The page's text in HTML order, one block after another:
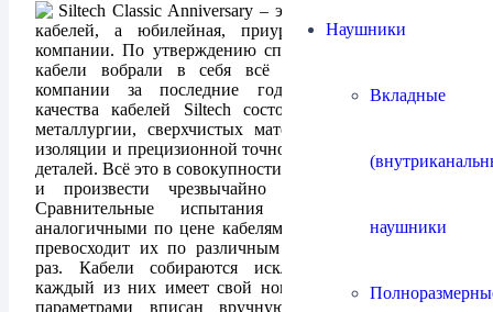
Наушники
Вкладные
наушники
Siltech Classic Anniversary – это не простая линейка
кабелей, а юбилейная, приуроченная к 25-летию
компании. По утверждению специалистов Siltech эти
кабели вобрали в себя всё лучшее, что было в
компании за последние годы. Секрет высокого
качества кабелей Siltech состоит в инновационной
металлургии, сверхчистых материалах, качественной
изоляции и прецизионной точности изготовления всех
деталей. Всё это в совокупности позволило разработать
и произвести чрезвычайно нейтральные кабели.
Сравнительные испытания кабелей Siltech с
аналогичными по цене кабелями показали, что Siltech
превосходит их по различным параметрам до 10000
раз. Кабели собираются исключительно вручную,
каждый из них имеет свой номер, который вместе с
параметрами вписан вручную в паспорт кабеля.